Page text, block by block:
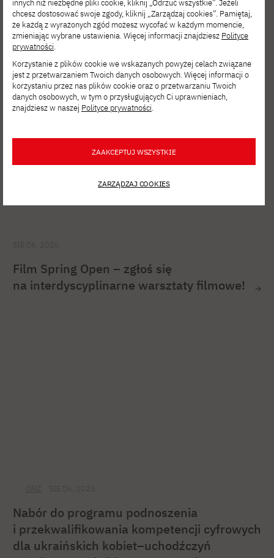
Zobacz inne
aktualności
Film Spring Open – zgłoś się
na interdyscyplinarne warsztaty filmowe!
Nabór do programu podnoszenia
i przekwalifikowania kompetencji cyfrowych
dla ukraińskich kobiet–uchodźczyń
innych niż niezbędne pliki cookie, kliknij „Odrzuć wszystkie”. Jeżeli
chcesz dostosować swoje zgody, kliknij „Zarządzaj cookies”. Pamiętaj,
że każdą z wyrażonych zgód możesz wycofać w każdym momencie,
zmieniając wybrane ustawienia. Więcej informacji znajdziesz Polityce
prywatności.
Korzystanie z plików cookie we wskazanych powyżej celach związane
jest z przetwarzaniem Twoich danych osobowych. Więcej informacji o
korzystaniu przez nas plików cookie oraz o przetwarzaniu Twoich
danych osobowych, w tym o przysługujących Ci uprawnieniach,
znajdziesz w naszej Polityce prywatności.
ZAAKCEPTUJ WSZYSTKIE
ZARZĄDZAJ COOKIES